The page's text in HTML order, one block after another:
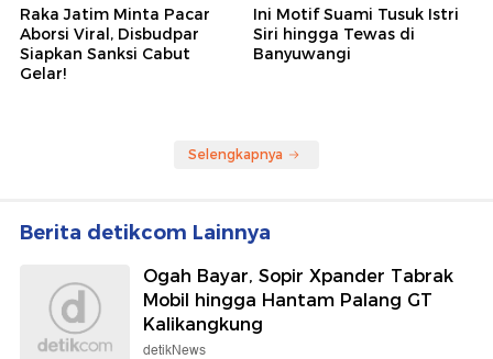
Raka Jatim Minta Pacar
Aborsi Viral, Disbudpar
Siapkan Sanksi Cabut
Gelar!
Ini Motif Suami Tusuk Istri
Siri hingga Tewas di
Banyuwangi
Selengkapnya
Berita detikcom Lainnya
Ogah Bayar, Sopir Xpander Tabrak
Mobil hingga Hantam Palang GT
Kalikangkung
detikNews